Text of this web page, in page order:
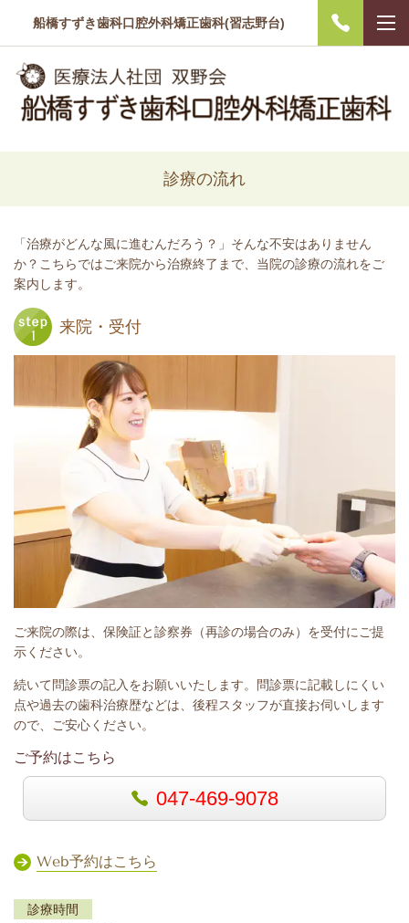
船橋すずき歯科口腔外科矯正歯科(習志野台)
診療の流れ
「治療がどんな風に進むんだろう？」そんな不安はありません
か？ こちらではご来院から治療終了まで、当院の診療の流れをご
案内します。
来院・受付
ご来院の際は、保険証と診察券（再診の場合のみ）を受付にご提
示ください。
続いて問診票の記入をお願いいたします。問診票に記載しにくい
点や過去の歯科治療歴などは、後程スタッフが直接お伺いします
ので、ご安心ください。
ご予約はこちら
047-469-9078
Web予約はこちら
診療時間